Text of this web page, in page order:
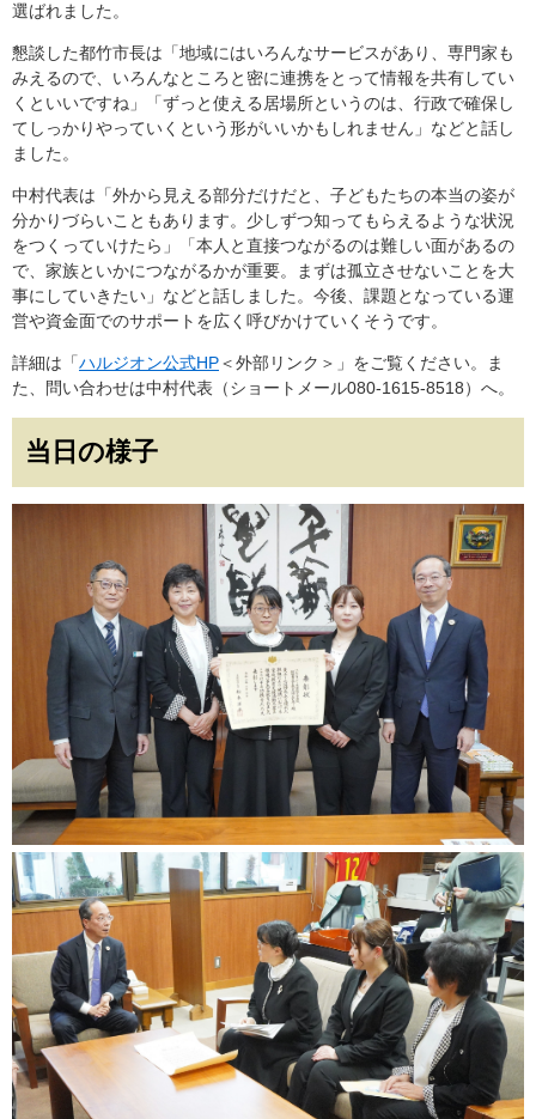
選ばれました。
懇談した都竹市長は「地域にはいろんなサービスがあり、専門家も
みえるので、いろんなところと密に連携をとって情報を共有してい
くといいですね」「ずっと使える居場所というのは、行政で確保し
てしっかりやっていくという形がいいかもしれません」などと話し
ました。
中村代表は「外から見える部分だけだと、子どもたちの本当の姿が
分かりづらいこともあります。少しずつ知ってもらえるような状況
をつくっていけたら」「本人と直接つながるのは難しい面があるの
で、家族といかにつながるかが重要。まずは孤立させないことを大
事にしていきたい」などと話しました。今後、課題となっている運
営や資金面でのサポートを広く呼びかけていくそうです。
詳細は「ハルジオン公式HP＜外部リンク＞ 」をご覧ください。ま
た、問い合わせは中村代表（ショートメール080-1615-8518）へ。
当日の様子